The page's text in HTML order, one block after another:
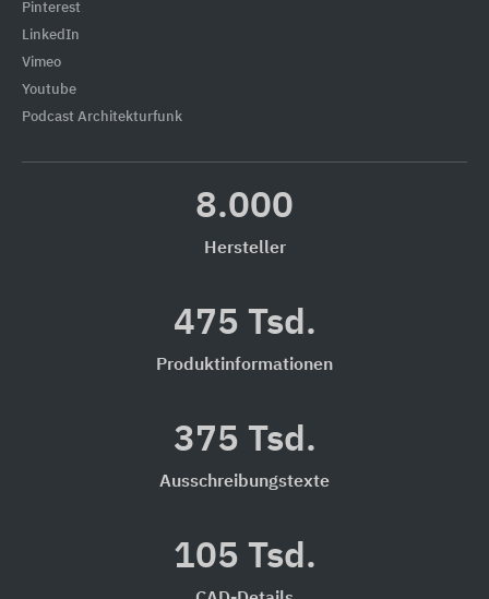
Pinterest
LinkedIn
Vimeo
Youtube
Podcast Architekturfunk
8.000
Hersteller
475 Tsd.
Produktinformationen
375 Tsd.
Ausschreibungstexte
105 Tsd.